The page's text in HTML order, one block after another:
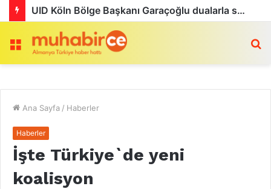
Menü
Ana Sayfa / Haberler
Haberler
İşte Türkiye`de yeni
koalisyon